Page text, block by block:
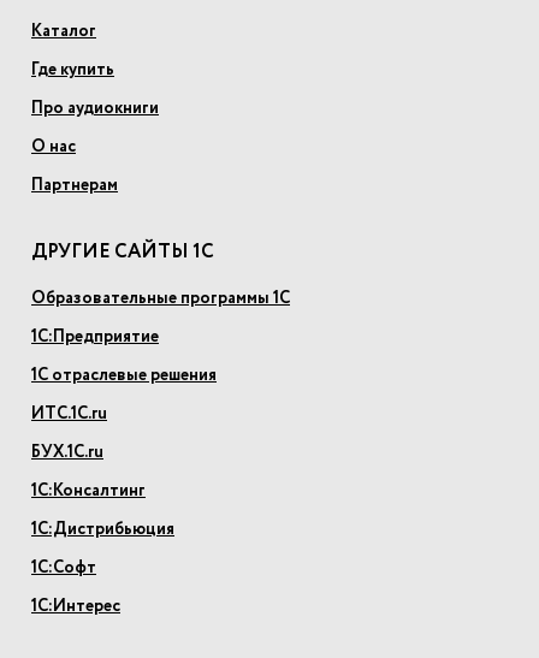
Каталог
Где купить
Про аудиокниги
О нас
Партнерам
ДРУГИЕ САЙТЫ 1С
Образовательные программы 1С
1С:Предприятие
1С отраслевые решения
ИТС.1С.ru
БУХ.1С.ru
1С:Консалтинг
1С:Дистрибьюция
1С:Софт
1С:Интерес